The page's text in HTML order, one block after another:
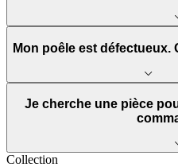
Mon poêle est défectueux.
Je cherche une pièce
Collection